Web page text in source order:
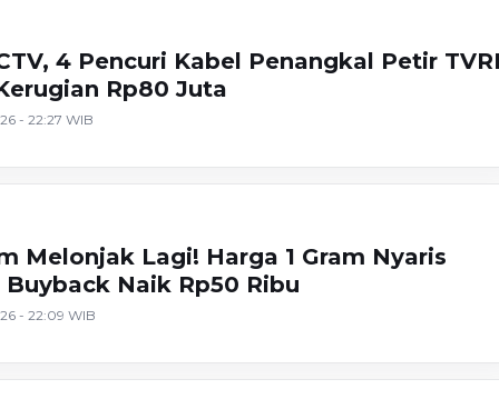
4 Pencuri Kabel Penangkal Petir
Rp80 Juta
- 22:27 WIB
Melonjak Lagi! Harga 1 Gram Nyaris
Buyback Naik Rp50 Ribu
- 22:09 WIB